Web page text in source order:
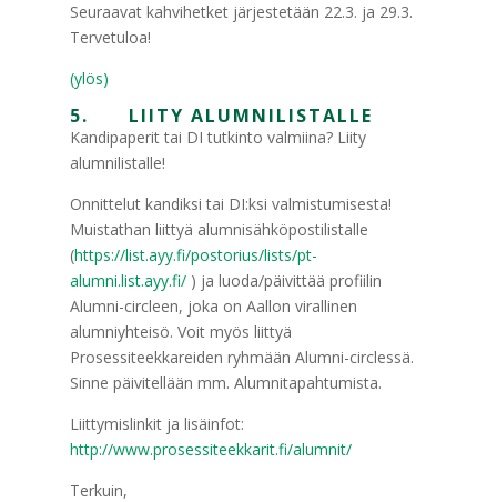
Seuraavat kahvihetket järjestetään 22.3. ja 29.3.
Tervetuloa!
(ylös)
5. LIITY ALUMNILISTALLE
Kandipaperit tai DI tutkinto valmiina? Liity
alumnilistalle!
Onnittelut kandiksi tai DI:ksi valmistumisesta!
Muistathan liittyä alumnisähköpostilistalle
(https://list.ayy.fi/postorius/lists/pt-
alumni.list.ayy.fi/) ja luoda/päivittää profiilin
Alumni-circleen, joka on Aallon virallinen
alumniyhteisö. Voit myös liittyä
Prosessiteekkareiden ryhmään Alumni-circlessä.
Sinne päivitellään mm. Alumnitapahtumista.
Liittymislinkit ja lisäinfot:
http://www.prosessiteekkarit.fi/alumnit/
Terkuin,